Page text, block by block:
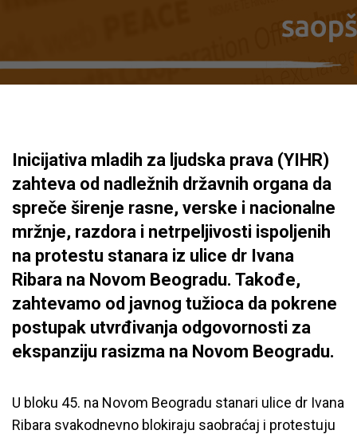
Inicijativa mladih za ljudska prava (YIHR)
zahteva od nadležnih državnih organa da
spreče širenje rasne, verske i nacionalne
mržnje, razdora i netrpeljivosti ispoljenih
na protestu stanara iz ulice dr Ivana
Ribara na Novom Beogradu. Takođe,
zahtevamo od javnog tužioca da pokrene
postupak utvrđivanja odgovornosti za
ekspanziju rasizma na Novom Beogradu.
U bloku 45. na Novom Beogradu stanari ulice dr Ivana
Ribara svakodnevno blokiraju saobraćaj i protestuju